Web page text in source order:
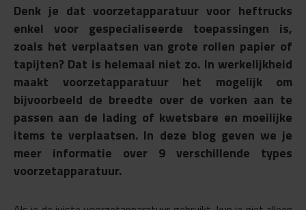
Denk je dat voorzetapparatuur voor heftrucks
enkel voor gespecialiseerde toepassingen is,
zoals het verplaatsen van grote rollen papier of
tapijten? Dat is helemaal niet zo. In werkelijkheid
maakt voorzetapparatuur het mogelijk om
bijvoorbeeld de breedte over de vorken aan te
passen aan de lading of kwetsbare en moeilijke
items te verplaatsen. In deze blog geven we je
meer informatie over 9 verschillende types
voorzetapparatuur.